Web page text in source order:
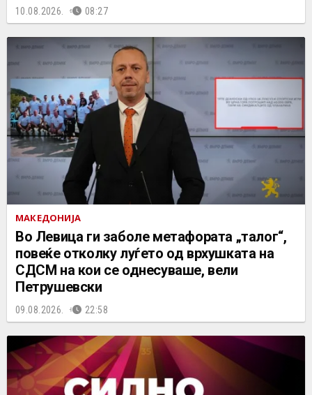
10.08.2026. 08:27
МАКЕДОНИЈА
Во Левица ги заболе метафората „талог“,
повеќе отколку луѓето од врхушката на
СДСМ на кои се однесуваше, вели
Петрушевски
09.08.2026. 22:58